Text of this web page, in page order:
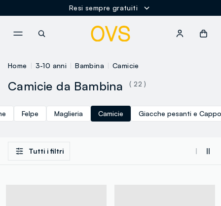
Resi sempre gratuiti
Home 3-10 anni Bambina Camicie
Camicie da Bambina ( 22 )
Felpe Maglieria Camicie Giacche pesanti e
Tutti i filtri